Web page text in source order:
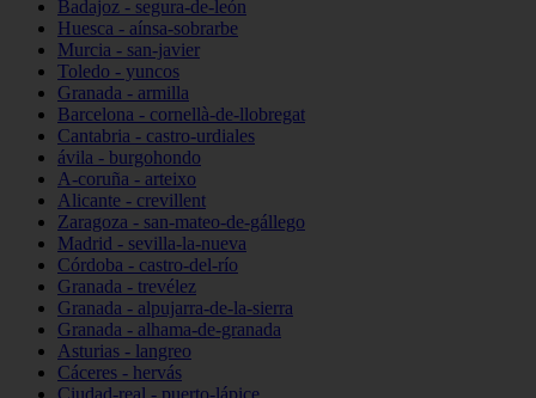
Badajoz - segura-de-león
Huesca - aínsa-sobrarbe
Murcia - san-javier
Toledo - yuncos
Granada - armilla
Barcelona - cornellà-de-llobregat
Cantabria - castro-urdiales
ávila - burgohondo
A-coruña - arteixo
Alicante - crevillent
Zaragoza - san-mateo-de-gállego
Madrid - sevilla-la-nueva
Córdoba - castro-del-río
Granada - trevélez
Granada - alpujarra-de-la-sierra
Granada - alhama-de-granada
Asturias - langreo
Cáceres - hervás
Ciudad-real - puerto-lápice